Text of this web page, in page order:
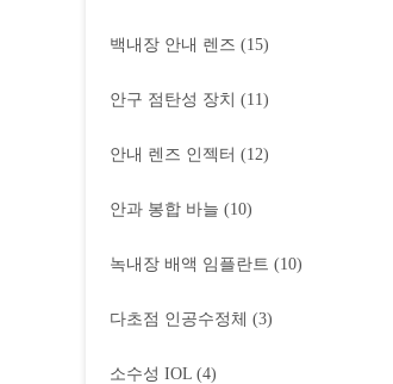
백내장 안내 렌즈 (15)
안구 점탄성 장치 (11)
안내 렌즈 인젝터 (12)
안과 봉합 바늘 (10)
녹내장 배액 임플란트 (10)
다초점 인공수정체 (3)
소수성 IOL (4)